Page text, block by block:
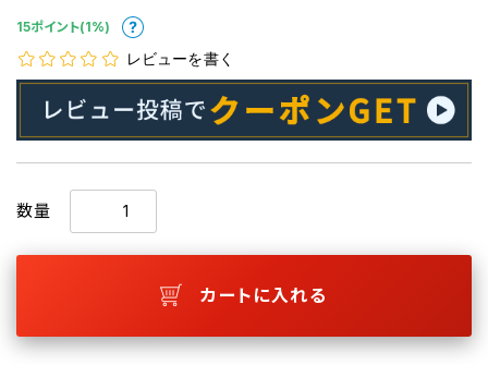
15ポイント(1%)
レビューを書く
数量
カートに入れる